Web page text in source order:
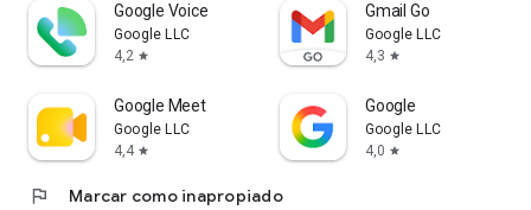
Google Voice
Google LLC
4,2 star
Gmail Go
Google LLC
4,3 star
Google Meet
Google LLC
4,4 star
Google
Google LLC
4,0 star
flag Marcar como inapropiado